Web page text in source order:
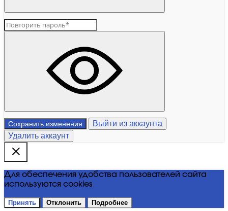
Сохранить изменения
Выйти из аккаунта
Удалить аккаунт
Для обеспечения удобства пользователей сайта
используются cookies
Принять Отклонить Подробнее